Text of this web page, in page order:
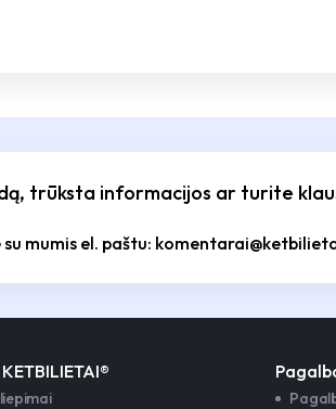
trūksta informacijos ar turite
su mumis el. paštu: